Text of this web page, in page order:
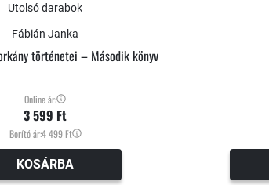
Utolsó darabok
Fábián Janka
történetei – Második könyv
Online ár:
3 599 Ft
Borító ár:4 499 Ft
KOSÁRBA